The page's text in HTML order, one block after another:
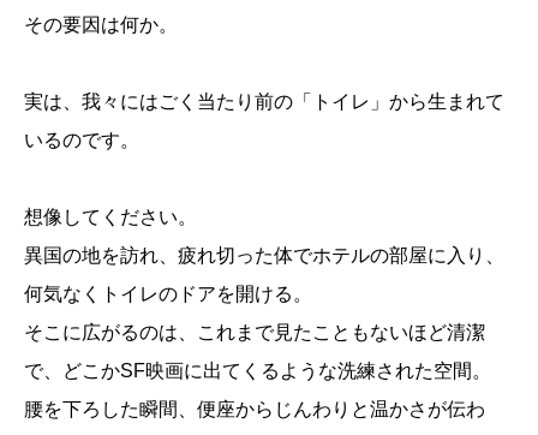
その要因は何か。
実は、我々にはごく当たり前の「トイレ」から生まれて
いるのです。
想像してください。
異国の地を訪れ、疲れ切った体でホテルの部屋に入り、
何気なくトイレのドアを開ける。
そこに広がるのは、これまで見たこともないほど清潔
で、どこかSF映画に出てくるような洗練された空間。
腰を下ろした瞬間、便座からじんわりと温かさが伝わ